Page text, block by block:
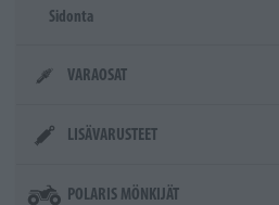
Sidonta
VARAOSAT
LISÄVARUSTEET
POLARIS MÖNKIJÄT